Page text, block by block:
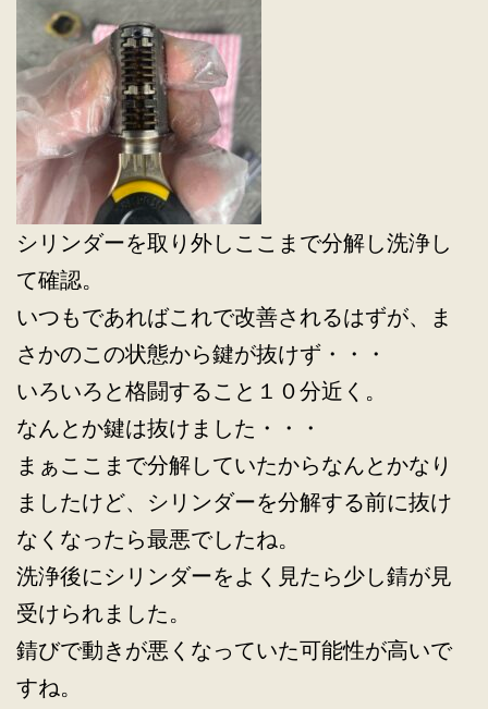
シリンダーを取り外しここまで分解し洗浄し
て確認。
いつもであればこれで改善されるはずが、ま
さかのこの状態から鍵が抜けず・・・
いろいろと格闘すること１０分近く。
なんとか鍵は抜けました・・・
まぁここまで分解していたからなんとかなり
ましたけど、シリンダーを分解する前に抜け
なくなったら最悪でしたね。
洗浄後にシリンダーをよく見たら少し錆が見
受けられました。
錆びで動きが悪くなっていた可能性が高いで
すね。